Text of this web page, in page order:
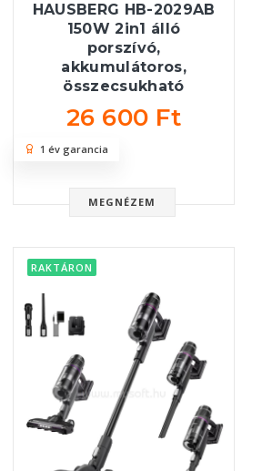
HAUSBERG HB-2029AB
150W 2in1 álló
porszívó,
akkumulátoros,
összecsukható
26 600 Ft
MEGNÉZEM
1 év garancia
RAKTÁRON